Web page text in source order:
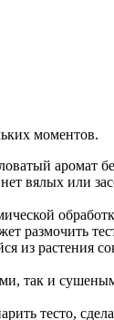
моментов.
аромат
вялых или
размочить
из растения
так и
тесто,